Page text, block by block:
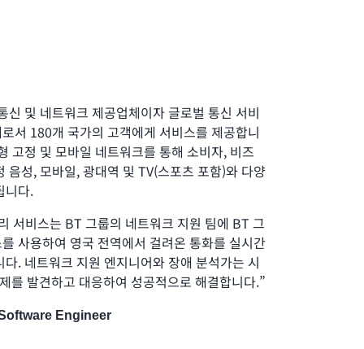
및 네트워크 제공업체이자 글로벌 통신 서비
서 180개 국가의 고객에게 서비스를 제공합니
고정 및 모바일 네트워크를 통해 소비자, 비즈
음성, 모바일, 광대역 및 TV(스포츠 포함)와 다양
니다.
비스는 BT 그룹의 네트워크 지원 팀에 BT 그
사용하여 영국 전역에서 걸려온 통화를 실시간
. 네트워크 지원 엔지니어와 장애 분석가는 시
를 발견하고 대응하여 성공적으로 해결합니다.”
Engineer